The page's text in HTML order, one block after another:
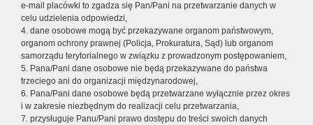
e-mail placówki to zgadza się Pan/Pani na przetwarzanie danych w
celu udzielenia odpowiedzi,
4. dane osobowe mogą być przekazywane organom państwowym,
organom ochrony prawnej (Policja, Prokuratura, Sąd) lub organom
samorządu terytorialnego w związku z prowadzonym postępowaniem,
5. Pana/Pani dane osobowe nie będą przekazywane do państwa
trzeciego ani do organizacji międzynarodowej,
6. Pana/Pani dane osobowe będą przetwarzane wyłącznie przez okres
i w zakresie niezbędnym do realizacji celu przetwarzania,
7. przysługuje Panu/Pani prawo dostępu do treści swoich danych